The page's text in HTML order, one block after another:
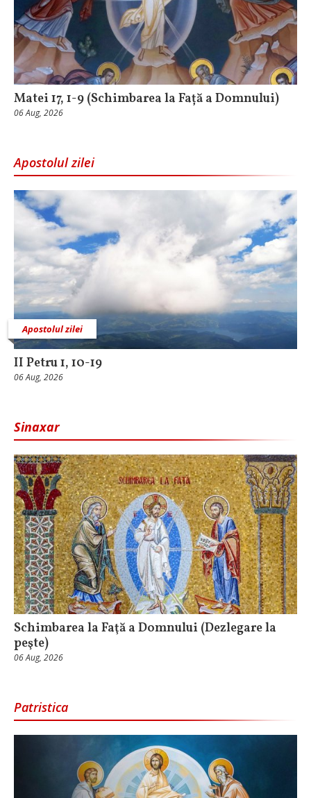
Matei 17, 1-9 (Schimbarea la Față a Domnului)
06 Aug, 2026
Apostolul zilei
Apostolul zilei
II Petru 1, 10-19
06 Aug, 2026
Sinaxar
Schimbarea la Faţă a Domnului (Dezlegare la
peşte)
06 Aug, 2026
Patristica